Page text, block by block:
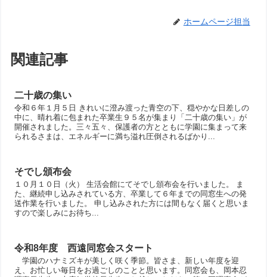
ホームページ担当
関連記事
二十歳の集い
令和６年１月５日 きれいに澄み渡った青空の下、穏やかな日差しの
中に、晴れ着に包まれた卒業生９５名が集まり「二十歳の集い」が
開催されました。三々五々、保護者の方とともに学園に集まって来
られるさまは、エネルギーに満ち溢れ圧倒されるばかり...
そでし頒布会
１０月１０日（火） 生活会館にてそでし頒布会を行いました。 ま
た、継続申し込みされている方、卒業して６年までの同窓生への発
送作業を行いました。 申し込みされた方には間もなく届くと思いま
すので楽しみにお待ち...
令和8年度 西遠同窓会スタート
学園のハナミズキが美しく咲く季節。皆さま、新しい年度を迎
え、お忙しい毎日をお過ごしのことと思います。同窓会も、岡本忍